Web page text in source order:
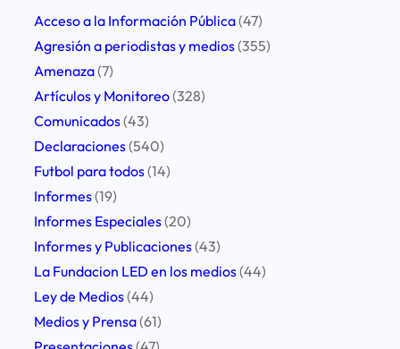
h
Acceso a la Información Pública(47)
Agresión a periodistas y medios(355)
Amenaza(7)
Artículos y Monitoreo(328)
Comunicados(43)
Declaraciones(540)
Futbol para todos(14)
Informes(19)
Informes Especiales(20)
Informes y Publicaciones(43)
La Fundacion LED en los medios(44)
Ley de Medios(44)
Medios y Prensa(61)